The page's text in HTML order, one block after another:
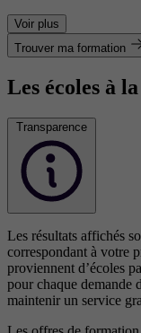
Voir plus
Trouver ma formation
Les écoles à
Transparence
Les résultats affichés
correspondant à votre
proviennent d’écoles
pour chaque demande
maintenir un service